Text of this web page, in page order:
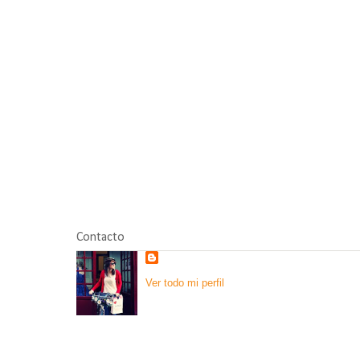
Contacto
Ver todo mi perfil